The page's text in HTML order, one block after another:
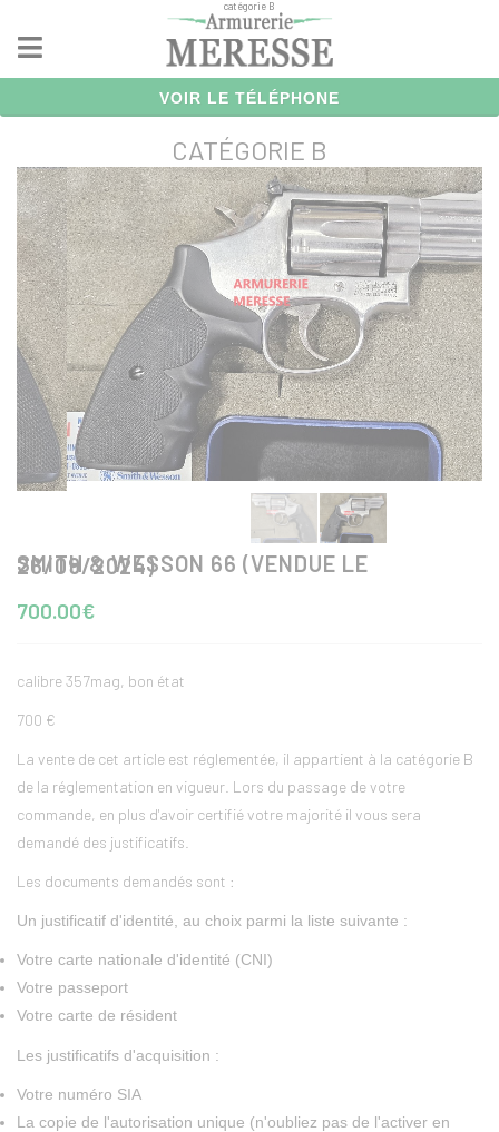
catégorie B
VOIR LE TÉLÉPHONE
CATÉGORIE B
SMITH & WESSON 66 (VENDUE LE 26/09/2024)
700.00€
calibre 357mag, bon état
700 €
La vente de cet article est réglementée, il appartient à la catégorie B
de la réglementation en vigueur. Lors du passage de votre
commande, en plus d'avoir certifié votre majorité il vous sera
demandé des justificatifs.
Les documents demandés sont :
Un justificatif d'identité, au choix parmi la liste suivante :
Votre carte nationale d'identité (CNI)
Votre passeport
Votre carte de résident
Les justificatifs d'acquisition :
Votre numéro SIA
La copie de l'autorisation unique (n'oubliez pas de l'activer en
Panneau de gestion des cookies